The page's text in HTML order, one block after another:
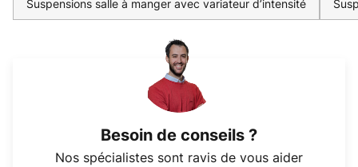
Suspensions salle à manger avec variateur d’intensité
Besoin de conseils ?
Nos spécialistes sont ravis de vous aider